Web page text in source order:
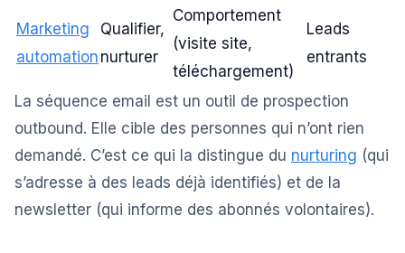
Marketing
automation
Qualifier,
nurturer
Comportement
(visite site,
téléchargement)
Leads
entrants
La séquence email est un outil de prospection
outbound. Elle cible des personnes qui n’ont rien
demandé. C’est ce qui la distingue du nurturing (qui
s’adresse à des leads déjà identifiés) et de la
newsletter (qui informe des abonnés volontaires).